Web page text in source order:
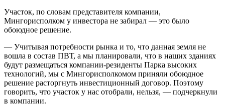
Участок, по словам представителя компании,
Мингорисполком у инвестора не забирал — это было
обоюдное решение.
— Учитывая потребности рынка и то, что данная земля не
вошла в состав ПВТ, а мы планировали, что в наших зданиях
будут размещаться компании-резиденты Парка высоких
технологий, мы с Мингорисполкомом приняли обоюдное
решение расторгнуть инвестиционный договор. Поэтому
говорить, что участок у нас отобрали, нельзя, — подчеркнули
в компании.